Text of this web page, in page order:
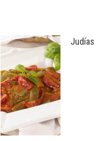
Judías